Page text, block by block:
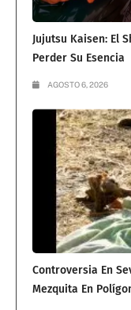
Jujutsu Kaisen: El
Perder Su Esencia
AGOSTO 6, 2026
Controversia En
Mezquita En